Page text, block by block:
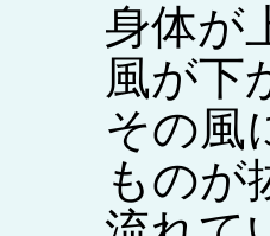
身体が
風が下
その風
ものが